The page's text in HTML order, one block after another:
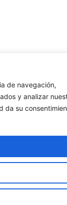
de navegación,
y analizar
da su